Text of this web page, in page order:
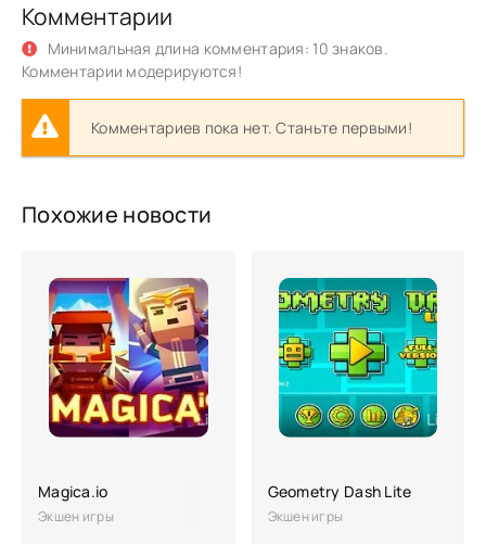
Комментарии
Минимальная длина комментария: 10 знаков.
Комментарии модерируются!
Комментариев пока нет. Станьте первыми!
Похожие новости
Magica.io
Экшен игры
Geometry Dash Lite
Экшен игры